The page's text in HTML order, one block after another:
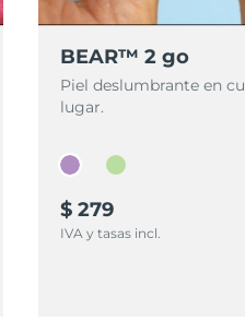
BEAR™ 2 go
Piel deslumbrante en
lugar.
$ 279
IVA y tasas incl.